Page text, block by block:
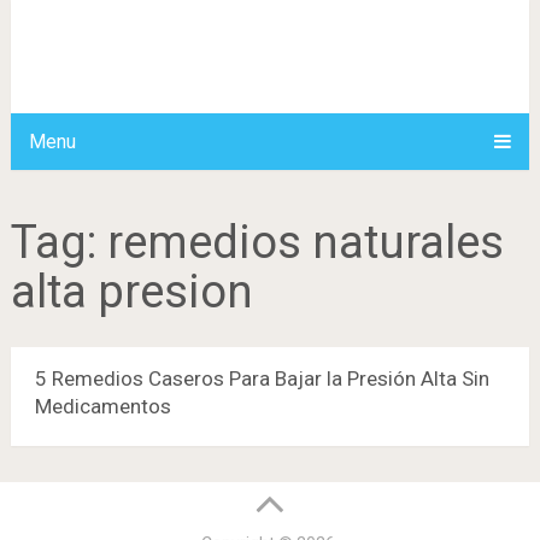
Menu
Tag: remedios naturales
alta presion
5 Remedios Caseros Para Bajar la Presión Alta Sin
Medicamentos